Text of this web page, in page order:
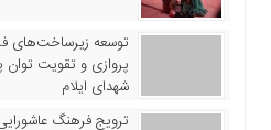
توسعه زیرساخت‌های
پروازی و تقویت توان
شهدای ایلام
ترویج فرهنگ